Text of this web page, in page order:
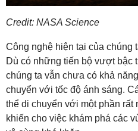
Credit: NASA Science
Công nghệ hiện tại của chúng
Dù có những tiến bộ vượt bậc
chúng ta vẫn chưa có khả
chuyển với tốc độ ánh sáng.
thể di chuyển với một phần rất
khiến cho việc khám phá các